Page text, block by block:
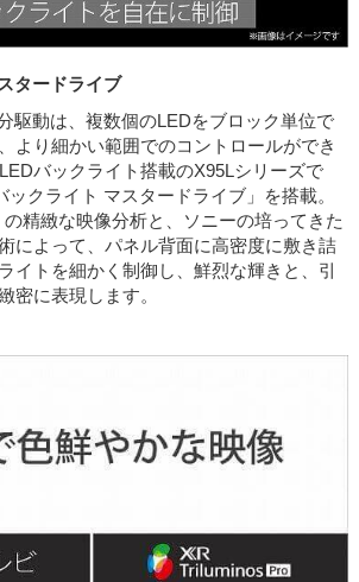
タードライブ
駆動は、複数個のLEDをブロック単位で
より細かい範囲でのコントロールができ
バックライト搭載のX95Lシリーズで
クライト マスタードライブ」を搭載。
精緻な映像分析と、ソニーの培ってきた
によって、パネル背面に高密度に敷き詰
イトを細かく制御し、鮮烈な輝きと、引
密に表現します。